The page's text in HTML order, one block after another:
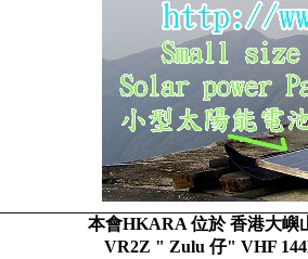
本會HKARA 位於 香港大嶼
VR2Z " Zulu 仔" VHF